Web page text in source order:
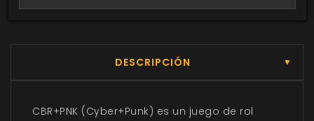
DESCRIPCIÓN ▼
CBR+PNK (Cyber+Punk) es un juego de rol